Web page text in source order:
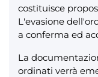
costituisce
L'evasione
a conferma ed
La
ordinati verrà